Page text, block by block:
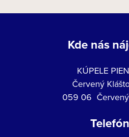
Kde nás
KÚPELE
Červený
059 06
Telefón